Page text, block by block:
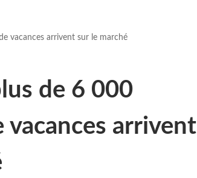
vacances arrivent sur le marché
de 6 000
vacances arrivent